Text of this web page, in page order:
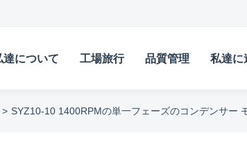
達について 工場旅行 品質管理 私達に
> SYZ10-10 1400RPMの単一フェーズのコンデンサー